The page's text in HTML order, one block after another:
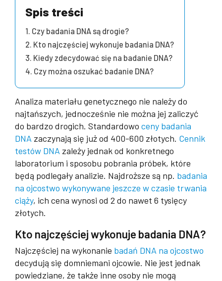
Spis treści
Czy badania DNA są drogie?
Kto najczęściej wykonuje badania DNA?
Kiedy zdecydować się na badanie DNA?
Czy można oszukać badanie DNA?
Analiza materiału genetycznego nie należy do
najtańszych, jednocześnie nie można jej zaliczyć
do bardzo drogich. Standardowo ceny badania
DNA zaczynają się już od 400-600 złotych. Cennik
testów DNA zależy jednak od konkretnego
laboratorium i sposobu pobrania próbek, które
będą podlegały analizie. Najdroższe są np. badania
na ojcostwo wykonywane jeszcze w czasie trwania
ciąży, ich cena wynosi od 2 do nawet 6 tysięcy
złotych.
Kto najczęściej wykonuje badania DNA?
Najczęściej na wykonanie badań DNA na ojcostwo
decydują się domniemani ojcowie. Nie jest jednak
powiedziane, że także inne osoby nie mogą